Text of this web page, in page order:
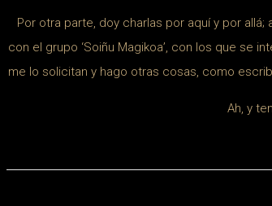
Por otra parte, doy charlas por aquí y por
con el grupo ‘Soiñu Magikoa’, con los que se
me lo solicitan y hago otras cosas, como
Ah, y